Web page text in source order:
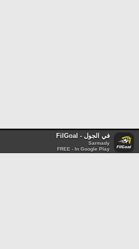
في الجول - FilGoal
Sarmady
FREE - In Google Play